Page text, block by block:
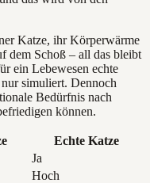
Katze, ihr Körperwärme
dem Schoß – all das bleibt
ein Lebewesen echte
simuliert. Dennoch
Bedürfnis nach
können.
Echte Katze
Ja
Hoch